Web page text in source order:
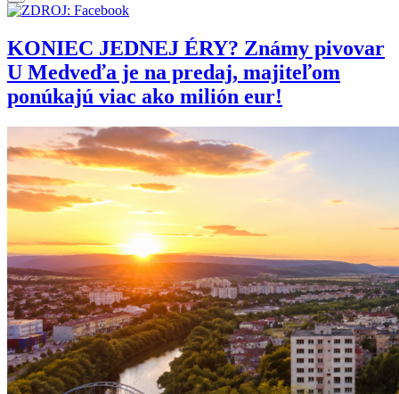
KONIEC JEDNEJ ÉRY? Známy pivovar
U Medveďa je na predaj, majiteľom
ponúkajú viac ako milión eur!